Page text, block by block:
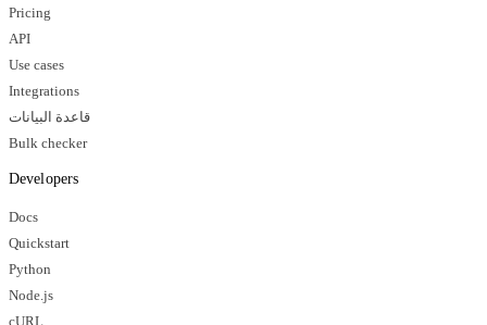
Pricing
API
Use cases
Integrations
قاعدة البيانات
Bulk checker
Developers
Docs
Quickstart
Python
Node.js
cURL